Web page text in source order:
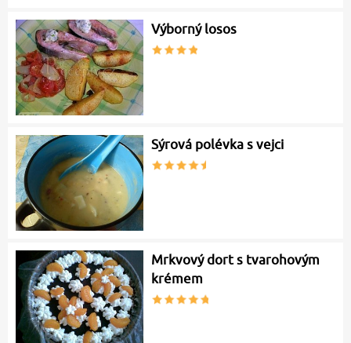
Výborný losos
Sýrová polévka s vejci
Mrkvový dort s tvarohovým
krémem